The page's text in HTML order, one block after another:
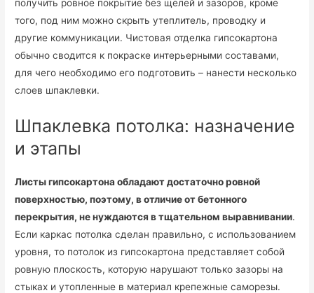
получить ровное покрытие без щелей и зазоров, кроме
того, под ним можно скрыть утеплитель, проводку и
другие коммуникации. Чистовая отделка гипсокартона
обычно сводится к покраске интерьерными составами,
для чего необходимо его подготовить – нанести несколько
слоев шпаклевки.
Шпаклевка потолка: назначение
и этапы
Листы гипсокартона обладают достаточно ровной
поверхностью, поэтому, в отличие от бетонного
перекрытия, не нуждаются в тщательном выравнивании.
Если каркас потолка сделан правильно, с использованием
уровня, то потолок из гипсокартона представляет собой
ровную плоскость, которую нарушают только зазоры на
стыках и утопленные в материал крепежные саморезы.